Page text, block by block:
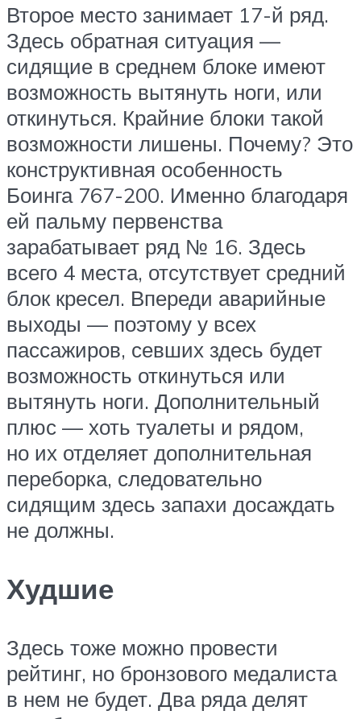
Второе место занимает 17-й ряд.
Здесь обратная ситуация —
сидящие в среднем блоке имеют
возможность вытянуть ноги, или
откинуться. Крайние блоки такой
возможности лишены. Почему? Это
конструктивная особенность
Боинга 767-200. Именно благодаря
ей пальму первенства
зарабатывает ряд № 16. Здесь
всего 4 места, отсутствует средний
блок кресел. Впереди аварийные
выходы — поэтому у всех
пассажиров, севших здесь будет
возможность откинуться или
вытянуть ноги. Дополнительный
плюс — хоть туалеты и рядом,
но их отделяет дополнительная
переборка, следовательно
сидящим здесь запахи досаждать
не должны.
Худшие
Здесь тоже можно провести
рейтинг, но бронзового медалиста
в нем не будет. Два ряда делят